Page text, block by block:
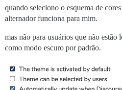
quando seleciono o esquema de
alternador funciona para mim.
mas não para usuários que não
como modo escuro por padrão.